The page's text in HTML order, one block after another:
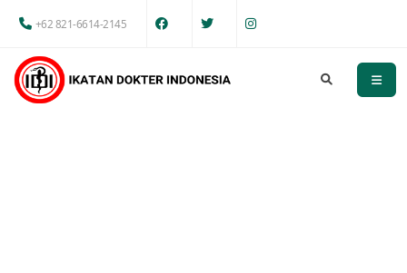
+62 821-6614-2145